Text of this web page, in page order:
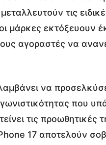
τις
μάρκες εκτόξευουν
αγοραστές να
να
που
τις
17 αποτελούν